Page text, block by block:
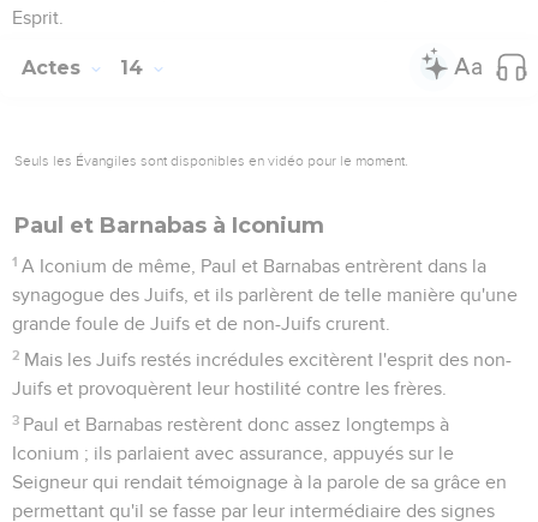
Esprit.
Actes 14
Seuls les Évangiles sont disponibles en vidéo pour le moment.
Paul et Barnabas à Iconium
1 A Iconium de même, Paul et Barnabas entrèrent dans la
synagogue des Juifs, et ils parlèrent de telle manière qu'une
grande foule de Juifs et de non-Juifs crurent.
2 Mais les Juifs restés incrédules excitèrent l'esprit des non-
Juifs et provoquèrent leur hostilité contre les frères.
3 Paul et Barnabas restèrent donc assez longtemps à
Iconium ; ils parlaient avec assurance, appuyés sur le
Seigneur qui rendait témoignage à la parole de sa grâce en
permettant qu'il se fasse par leur intermédiaire des signes